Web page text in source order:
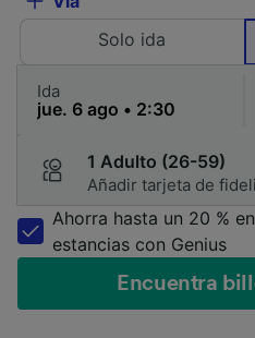
Solo ida
Ida
1 Adulto (26-59)
Añadir tarjeta de
Ahorra hasta un 20 % en
estancias con Genius
Encuentra